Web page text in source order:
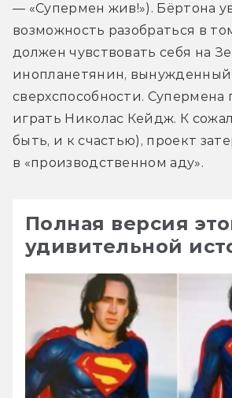
— «Супермен жив!»). Бёртона
возможность разобраться в
должен чувствовать себя на
инопланетянин, вынужденный
сверхспособности. Супермена
играть Николас Кейдж. К
быть, и к счастью), проект
в «производственном аду».
Полная версия
удивительной